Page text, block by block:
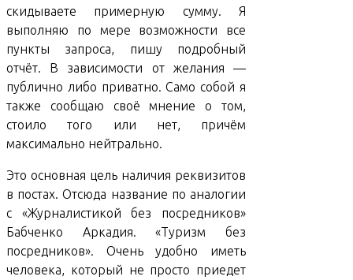
скидываете примерную сумму. Я
выполняю по мере возможности все
пункты запроса, пишу подробный
отчёт. В зависимости от желания —
публично либо приватно. Само собой я
также сообщаю своё мнение о том,
стоило того или нет, причём
максимально нейтрально.
Это основная цель наличия реквизитов
в постах. Отсюда название по аналогии
с «Журналистикой без посредников»
Бабченко Аркадия. «Туризм без
посредников». Очень удобно иметь
человека, который не просто приедет